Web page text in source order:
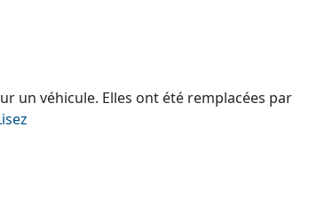
un véhicule. Elles ont été remplacées par